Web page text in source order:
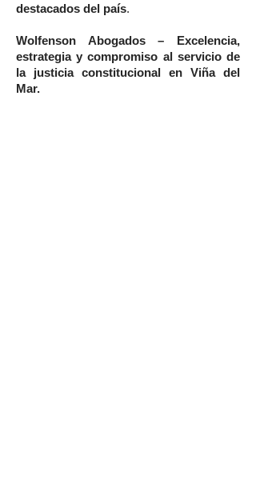
destacados del país.
Wolfenson Abogados – Excelencia,
estrategia y compromiso al servicio de
la justicia constitucional en Viña del
Mar.